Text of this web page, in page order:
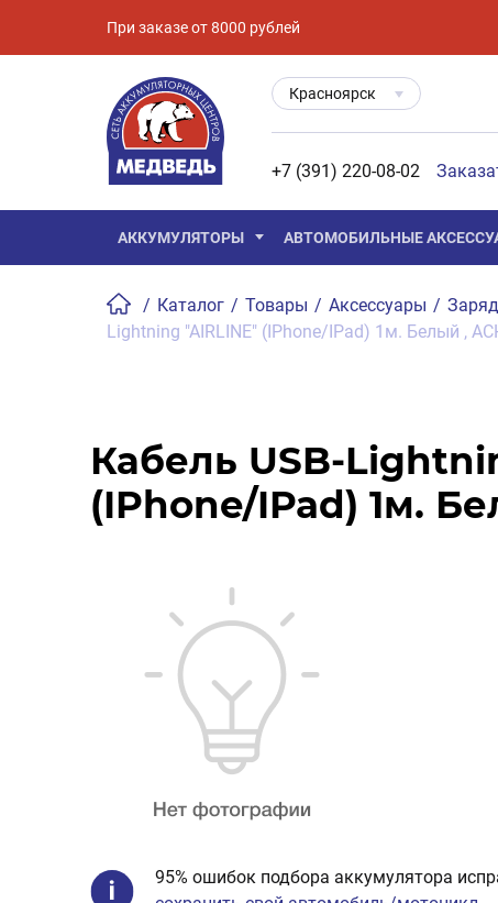
При заказе от 8000 рублей
Красноярск
+7 (391) 220-08-02
АККУМУЛЯТОРЫ АВТОМОБИЛЬНЫЕ
/ Каталог / Товары / Аксессуары /
Lightning "AIRLINE" (IPhone/IPad) 1м. Белый ,
Кабель USB-
(IPhone/IPad) 1м.
95% ошибок подбора аккумулятора